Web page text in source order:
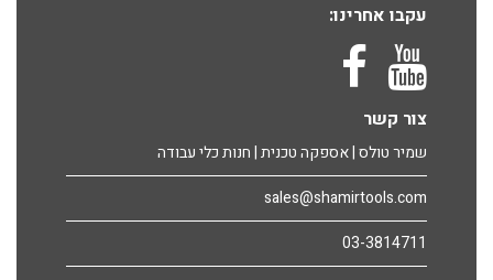
עקבו אחרינו:
צור קשר
שמיר טולס | אספקה טכנית | חנות כלי עבודה
sales@shamirtools.com
03-3814711